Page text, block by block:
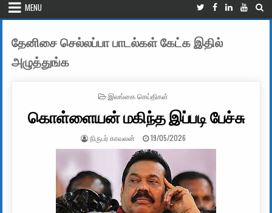
MENU
தேனிசை செல்லப்பா பாடல்கள் கேட்க இதில்
அழுத்துங்க
POSTED IN
இலங்கை செய்திகள்
கொள்ளையன் மகிந்த இப்படி பேச்சு
AUTHOR:
நிருபர் காவலன் PUBLISHED DATE:
19/05/2026